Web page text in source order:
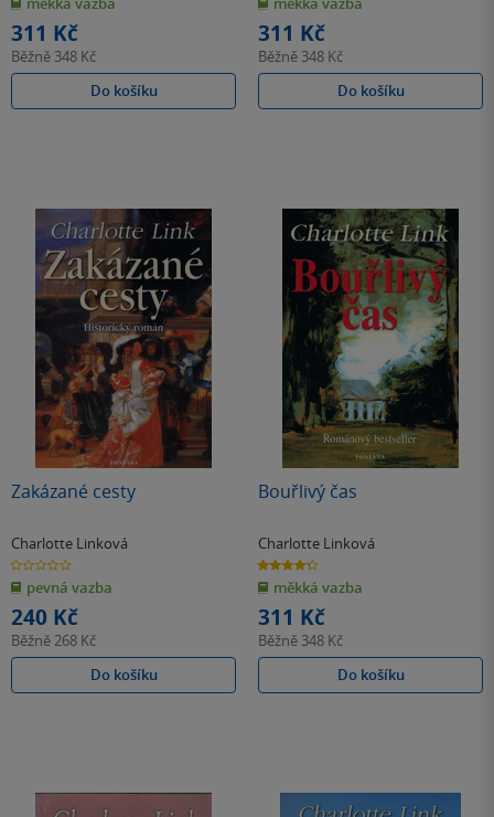
hvězdiček
311 Kč
Běžně 348 Kč
Do košíku
hvězdiček
311 Kč
Běžně 348 Kč
Do košíku
Zakázané cesty
Charlotte Linková
0.0
z
5
hvězdiček
pevná vazba
240 Kč
Běžně268 Kč
Do košíku
Bouřlivý čas
Charlotte Linková
4.3
z
5
hvězdiček
měkká vazba
311 Kč
Běžně 348 Kč
Do košíku